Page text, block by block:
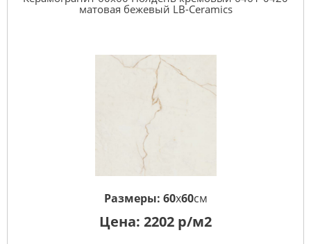
матовая бежевый LB-Ceramics
Размеры: 60x60см
Цена: 2202 р/м2